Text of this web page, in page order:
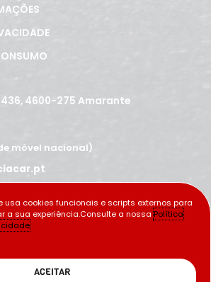
436, 4600-275 Amarante
móvel nacional)
14h 19:30h
Potência_Car ©2022
usa cookies funcionais e scripts externos para
a sua experiência.Consulte a nossaPolítica
ACEITAR